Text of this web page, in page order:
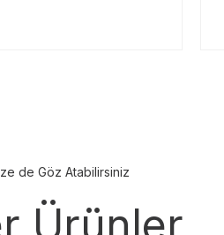
de Göz Atabilirsiniz